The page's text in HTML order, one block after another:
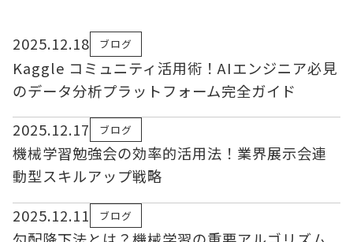
2025.12.18 ブログ
Kaggle コミュニティ活用術！AIエンジニア必見
のデータ分析プラットフォーム完全ガイド
2025.12.17
ブログ
機械学習勉強会の効率的活用法！業界展示会連
動型スキルアップ戦略
2025.12.11
ブログ